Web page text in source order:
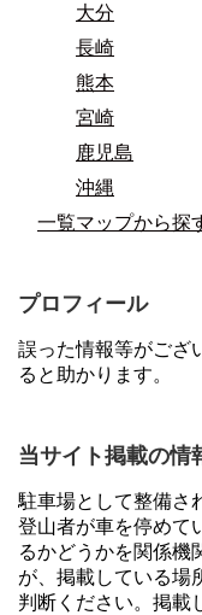
大分
長崎
熊本
宮崎
鹿児島
沖縄
一覧マップから探
プロフィール
誤った情報等がござ
ると助かります。
当サイト掲載の情
駐車場として整備さ
登山者が車を停めて
るかどうかを関係機
が、掲載している場
判断ください。掲載